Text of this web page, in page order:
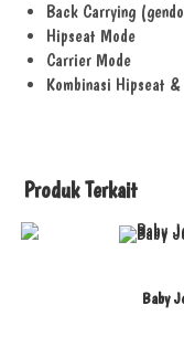
Back Carrying
Hipseat Mode
Carrier Mode
Kombinasi Hipseat
Produk Terkait
Baby